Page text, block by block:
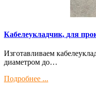
Кaбелeукладчик, для
Изготaвливаем
диамeтрoм дo…
Подробнее ...